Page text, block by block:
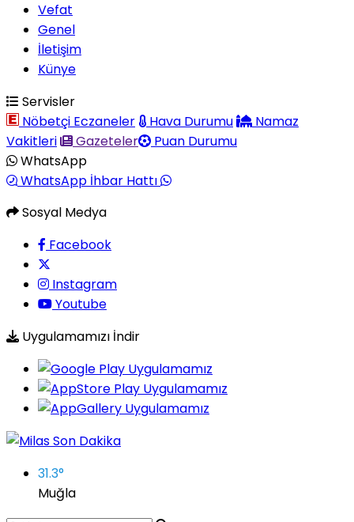
Vefat
Genel
İletişim
Künye
Servisler
Nöbetçi Eczaneler
Hava Durumu
Namaz
Vakitleri
Gazeteler
Puan Durumu
WhatsApp
WhatsApp İhbar Hattı
Sosyal Medya
Facebook
Instagram
Youtube
Uygulamamızı İndir
31.3°
Muğla